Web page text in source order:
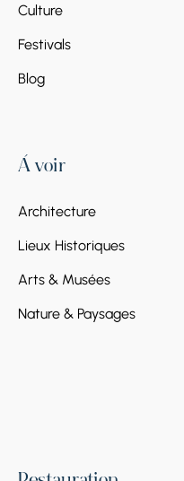
Culture
Festivals
Blog
À voir
Architecture
Lieux Historiques
Arts & Musées
Nature & Paysages